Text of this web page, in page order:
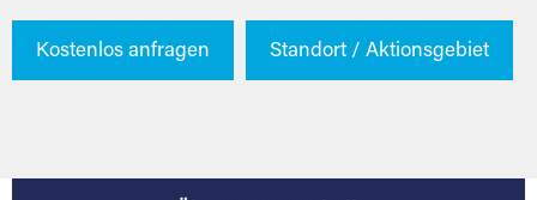
Kostenlos anfragen Standort / Aktionsgebiet